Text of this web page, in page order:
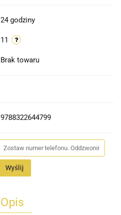
24 godziny
11
Brak towaru
9788322644799
Wyślij
Opis